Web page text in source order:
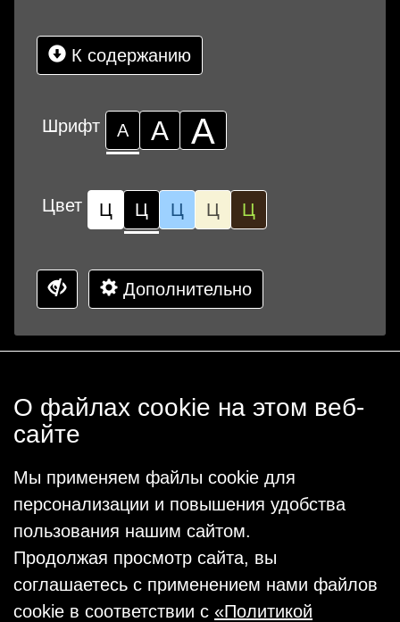
К содержанию
Шрифт А А А
Цвет Ц Ц Ц Ц Ц
Дополнительно
О файлах cookie на этом веб-
сайте
Мы применяем файлы cookie для
персонализации и повышения удобства
пользования нашим сайтом.
Продолжая просмотр сайта, вы
соглашаетесь с применением нами файлов
cookie в соответствии с «Политикой